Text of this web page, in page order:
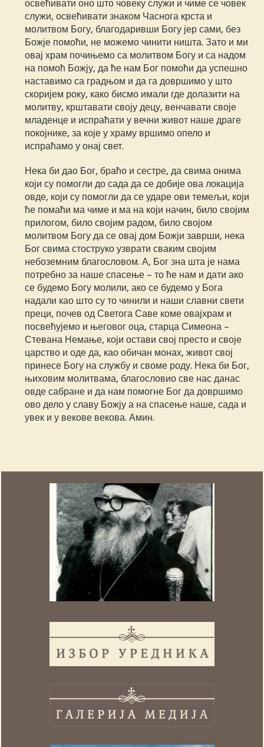
освећивати оно што човеку служи и чиме се човек
служи, освећивати знаком Часнога крста и
молитвом Богу, благодаривши Богу јер сами, без
Божје помоћи, не можемо чинити ништа. Зато и ми
овај храм почињемо са молитвом Богу и са надом
на помоћ Божју, да ће нам Бог помоћи да успешно
наставимо са градњом и да га довршимо у што
скоријем року, како бисмо имали где долазити на
молитву, крштавати своју децу, венчавати своје
младенце и испраћати у вечни живот наше драге
покојнике, за које у храму вршимо опело и
испраћамо у онај свет.
Нека би дао Бог, браћо и сестре, да свима онима
који су помогли до сада да се добије ова локација
овде, који су помогли да се ударе ови темељи, који
ће помаћи ма чиме и ма на који начин, било својим
прилогом, било својим радом, било својом
молитвом Богу да се овај дом Божји заврши, нека
Бог свима стоструко узврати сваким својим
небоземним благословом. А, Бог зна шта је нама
потребно за наше спасење – то ће нам и дати ако
се будемо Богу молили, ако се будемо у Бога
надали као што су то чинили и наши славни свети
преци, почев од Светога Саве коме овајхрам и
посвећујемо и његовог оца, старца Симеона –
Стевана Немање, који остави свој престо и своје
царство и оде да, као обичан монах, живот свој
принесе Богу на службу и своме роду. Нека би Бог,
њиховим молитвама, благословио све нас данас
овде сабране и да нам помогне Бог да довршимо
ово дело у славу Божју а на спасење наше, сада и
увек и у векове векова. Амин.